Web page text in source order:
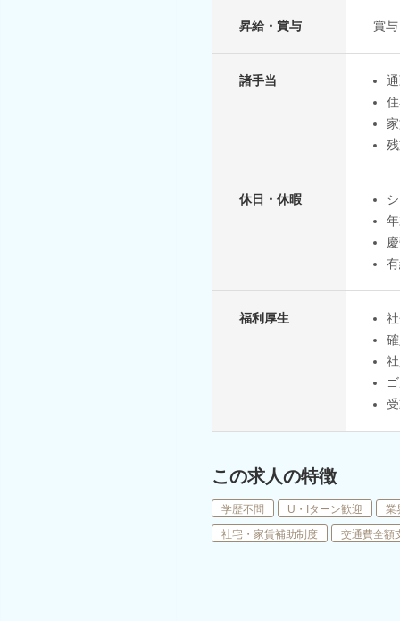
昇給・賞与 賞
諸手当
休日・休暇
福利厚生
この求人の特徴
学歴不問 U・Iターン歓迎
業
社宅・家賃補助制度
交通費全額